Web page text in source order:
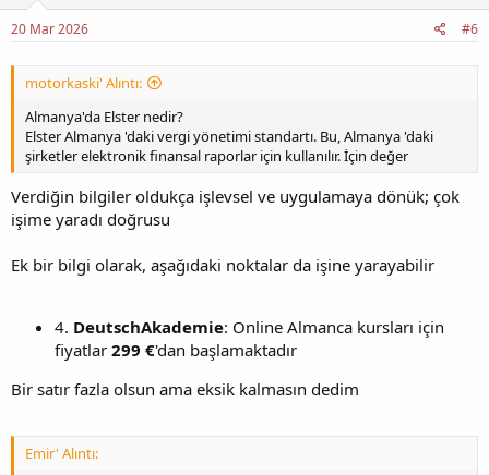
20 Mar 2026 #6
motorkaski' Alıntı:
Almanya'da Elster nedir?
Elster Almanya 'daki vergi yönetimi standartı. Bu, Almanya 'daki
şirketler elektronik finansal raporlar için kullanılır. İçin değer
Verdiğin bilgiler oldukça işlevsel ve uygulamaya dönük; çok
işime yaradı doğrusu
Ek bir bilgi olarak, aşağıdaki noktalar da işine yarayabilir
4. DeutschAkademie: Online Almanca kursları için
fiyatlar 299 €'dan başlamaktadır
Bir satır fazla olsun ama eksik kalmasın dedim
Emir' Alıntı: